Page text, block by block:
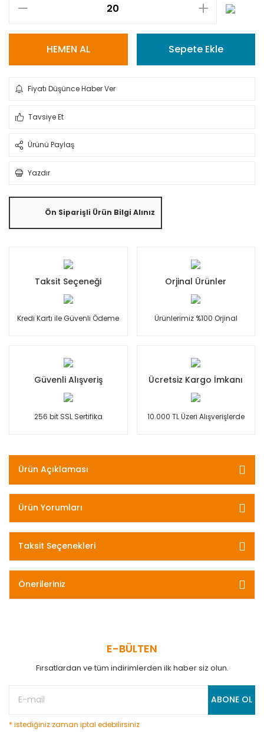
HEMEN AL Sepete Ekle
Fiyatı Düşünce Haber Ver
Tavsiye Et
Ürünü Paylaş
Yazdır
Ön Siparişli Ürün Bilgi Alınız
Taksit Seçeneği
Kredi Kartı ile Güvenli Ödeme
Orjinal Ürünler
Ürünlerimiz %100 Orjinal
Güvenli Alışveriş
256 bit SSL Sertifika
Ücretsiz Kargo İmkanı
10.000 TL Üzeri Alışverişlerde
Ürün Açıklaması
Ürün Yorumları
Taksit Seçenekleri
Önerileriniz
E-BÜLTEN
Fırsatlardan ve tüm indirimlerden ilk haber siz olun.
ABONE OL
* istediğiniz zaman iptal edebilirsiniz